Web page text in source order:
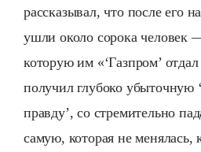
рассказывал, что после его
ушли около сорока человек
которую им «‘Газпром’
получил глубоко убыточную
правду’, со стремительно
самую, которая не менялась,